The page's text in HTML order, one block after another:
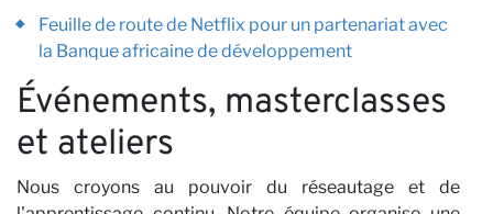
Feuille de route de Netflix pour un partenariat avec
la Banque africaine de développement
Événements, masterclasses
et ateliers
Nous croyons au pouvoir du réseautage et de